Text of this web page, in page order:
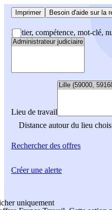
Imprimer Besoin d'aide sur la
Métier, compétence, mot-clé,
Lieu de travail
Distance autour du lieu
Rechercherdes offres
uniquement
Créer une alerte